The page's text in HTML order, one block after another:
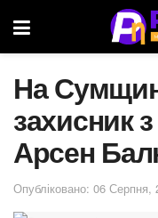
На
захисник
Арсен
Опубліковано: 06 Серпня,